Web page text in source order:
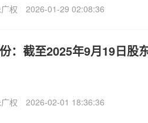
权 2026-01-29 02:08:36
：截至2025年9月19日股
权 2026-02-01 18:36:36